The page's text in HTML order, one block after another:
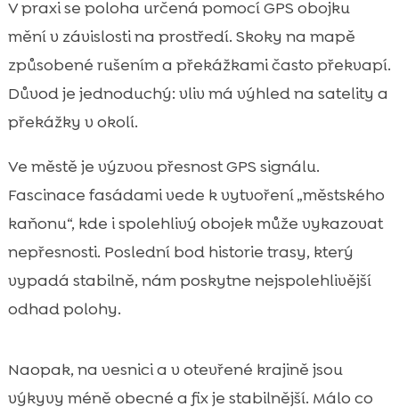
V praxi se poloha určená pomocí GPS obojku
mění v závislosti na prostředí. Skoky na mapě
způsobené rušením a překážkami často překvapí.
Důvod je jednoduchý: vliv má výhled na satelity a
překážky v okolí.
Ve městě je výzvou přesnost GPS signálu.
Fascinace fasádami vede k vytvoření „městského
kaňonu“, kde i spolehlivý obojek může vykazovat
nepřesnosti. Poslední bod historie trasy, který
vypadá stabilně, nám poskytne nejspolehlivější
odhad polohy.
Naopak, na vesnici a v otevřené krajině jsou
výkyvy méně obecné a fix je stabilnější. Málo co